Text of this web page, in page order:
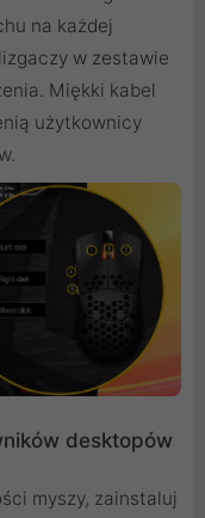
na każdej
w zestawie
Miękki kabel
użytkownicy
desktopów
myszy, zainstaluj